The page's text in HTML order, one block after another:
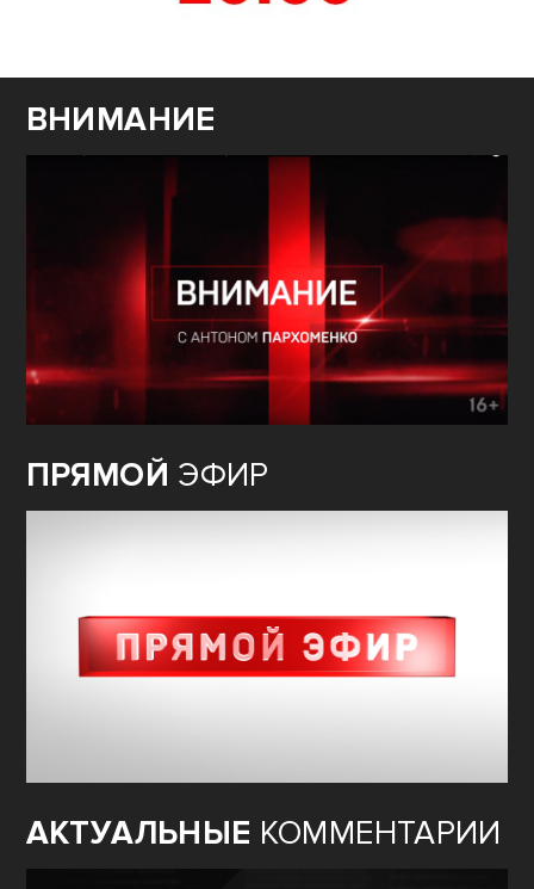
ВНИМАНИЕ
ПРЯМОЙ ЭФИР
АКТУАЛЬНЫЕ КОММЕНТАРИИ